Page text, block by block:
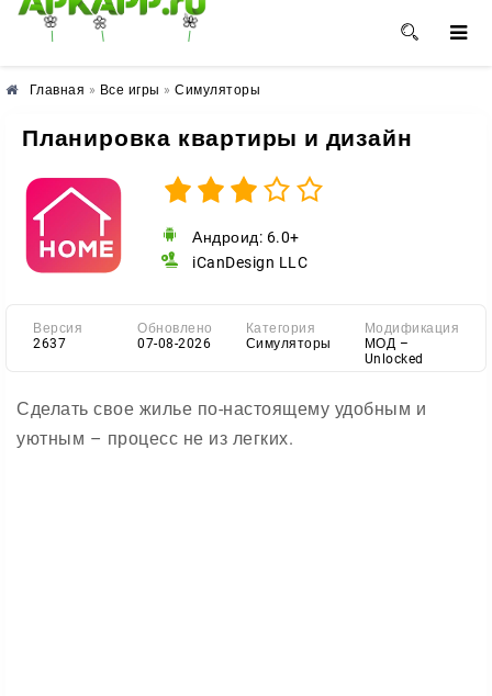
🌸 🌼 🌺
Главная » Все игры » Симуляторы
Планировка квартиры и дизайн
Андроид: 6.0+
iCanDesign LLC
Версия
2637
Обновлено
07-08-2026
Категория
Симуляторы
Модификация
МОД –
Unlocked
Сделать свое жилье по-настоящему удобным и
уютным – процесс не из легких.